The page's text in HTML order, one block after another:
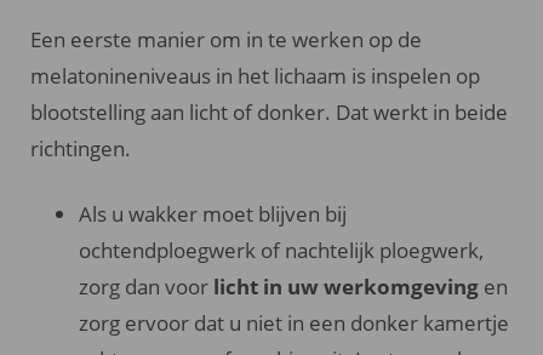
Een eerste manier om in te werken op de
melatonineniveaus in het lichaam is inspelen op
blootstelling aan licht of donker. Dat werkt in beide
richtingen.
Als u wakker moet blijven bij
ochtendploegwerk of nachtelijk ploegwerk,
zorg dan voor licht in uw werkomgevingen
zorg ervoor dat u niet in een donker kamertje